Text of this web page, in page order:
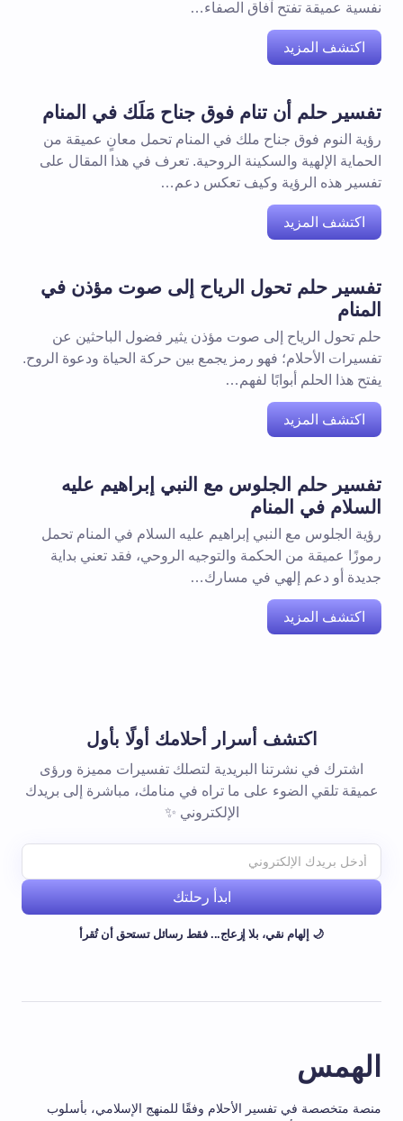
نفسية عميقة تفتح آفاق الصفاء…
اكتشف المزيد
تفسير حلم أن تنام فوق جناح مَلَك في المنام
رؤية النوم فوق جناح ملك في المنام تحمل معانٍ عميقة من
الحماية الإلهية والسكينة الروحية. تعرف في هذا المقال على
تفسير هذه الرؤية وكيف تعكس دعم…
اكتشف المزيد
تفسير حلم تحول الرياح إلى صوت مؤذن في
المنام
حلم تحول الرياح إلى صوت مؤذن يثير فضول الباحثين عن
تفسيرات الأحلام؛ فهو رمز يجمع بين حركة الحياة ودعوة الروح.
يفتح هذا الحلم أبوابًا لفهم…
اكتشف المزيد
تفسير حلم الجلوس مع النبي إبراهيم عليه
السلام في المنام
رؤية الجلوس مع النبي إبراهيم عليه السلام في المنام تحمل
رموزًا عميقة من الحكمة والتوجيه الروحي، فقد تعني بداية
جديدة أو دعم إلهي في مسارك…
اكتشف المزيد
اكتشف أسرار أحلامك أولًا بأول
اشترك في نشرتنا البريدية لتصلك تفسيرات مميزة ورؤى
عميقة تلقي الضوء على ما تراه في منامك، مباشرة إلى بريدك
الإلكتروني ✨
ابدأ رحلتك
🌙 إلهام نقي، بلا إزعاج... فقط رسائل تستحق أن تُقرأ
الهمس
منصة متخصصة في تفسير الأحلام وفقًا للمنهج الإسلامي، بأسلوب